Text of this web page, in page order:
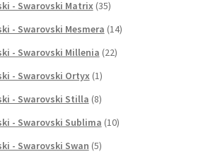
- Swarovski Matrix (35)
- Swarovski Mesmera (14)
- Swarovski Millenia (22)
- Swarovski Ortyx (1)
- Swarovski Stilla (8)
- Swarovski Sublima (10)
- Swarovski Swan (5)